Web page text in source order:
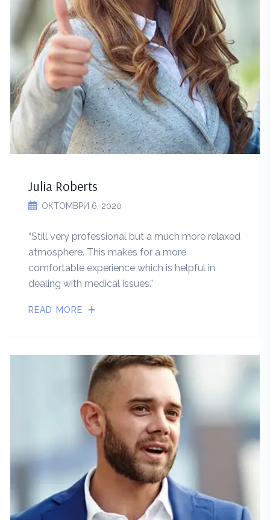
Julia Roberts
ОКТОМВРИ 6, 2020
“Still very professional but a much more relaxed
atmosphere. This makes for a more
comfortable experience which is helpful in
dealing with medical issues.”
READ MORE